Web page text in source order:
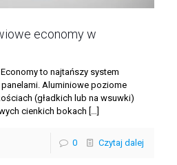
economy w
to najtańszy system
Aluminiowe poziome
(gładkich lub na wsuwki)
cienkich bokach
0 Czytaj dalej